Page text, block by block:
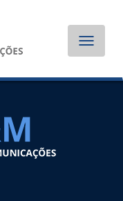
Toggle